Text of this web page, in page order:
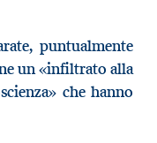
puntualmente
un «infiltrato alla
che hanno